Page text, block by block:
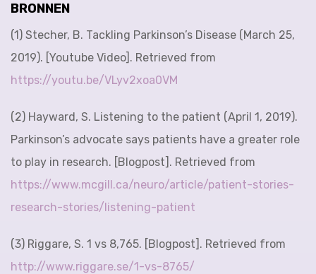
BRONNEN
(1) Stecher, B. Tackling Parkinson’s Disease (March 25,
2019). [Youtube Video]. Retrieved from
https://youtu.be/VLyv2xoa0VM
(2) Hayward, S. Listening to the patient (April 1, 2019).
Parkinson’s advocate says patients have a greater role
to play in research. [Blogpost]. Retrieved from
https://www.mcgill.ca/neuro/article/patient-stories-
research-stories/listening-patient
(3) Riggare, S. 1 vs 8,765. [Blogpost]. Retrieved from
http://www.riggare.se/1-vs-8765/